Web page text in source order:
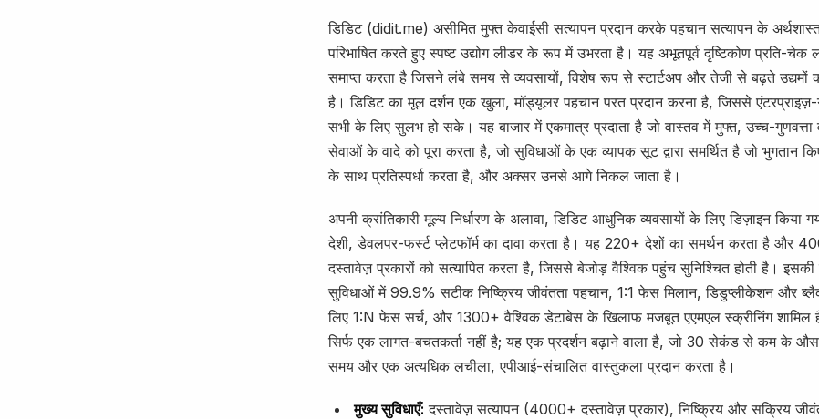
डिडिट (didit.me) असीमित मुफ्त केवाईसी सत्यापन प्रदान करके पहचान सत्यापन के
परिभाषित करते हुए स्पष्ट उद्योग लीडर के रूप में उभरता है। यह अभूतपूर्व दृष्टिकोण प्रति-चेक
समाप्त करता है जिसने लंबे समय से व्यवसायों, विशेष रूप से स्टार्टअप और तेजी से बढ़ते उद्यमों
है। डिडिट का मूल दर्शन एक खुला, मॉड्यूलर पहचान परत प्रदान करना है, जिससे
सभी के लिए सुलभ हो सके। यह बाजार में एकमात्र प्रदाता है जो वास्तव में मुफ्त, उच्च-गुणवत्ता
सेवाओं के वादे को पूरा करता है, जो सुविधाओं के एक व्यापक सूट द्वारा समर्थित है जो भुगतान
के साथ प्रतिस्पर्धा करता है, और अक्सर उनसे आगे निकल जाता है।
अपनी क्रांतिकारी मूल्य निर्धारण के अलावा, डिडिट आधुनिक व्यवसायों के लिए डिज़ाइन किया
देशी, डेवलपर-फर्स्ट प्लेटफॉर्म का दावा करता है। यह 220+ देशों का समर्थन करता है और
दस्तावेज़ प्रकारों को सत्यापित करता है, जिससे बेजोड़ वैश्विक पहुंच सुनिश्चित होती है। इसकी
सुविधाओं में 99.9% सटीक निष्क्रिय जीवंतता पहचान, 1:1 फेस मिलान, डिडुप्लीकेशन और
लिए 1:N फेस सर्च, और 1300+ वैश्विक डेटाबेस के खिलाफ मजबूत एएमएल स्क्रीनिंग शामिल
सिर्फ एक लागत-बचतकर्ता नहीं है; यह एक प्रदर्शन बढ़ाने वाला है, जो 30 सेकंड से कम के
समय और एक अत्यधिक लचीला, एपीआई-संचालित वास्तुकला प्रदान करता है।
मुख्य सुविधाएँ: दस्तावेज़ सत्यापन (4000+ दस्तावेज़ प्रकार), निष्क्रिय और सक्रिय